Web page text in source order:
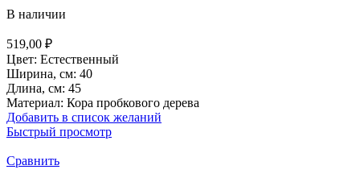
В наличии
519,00 ₽
Цвет: Естественный
Ширина, см: 40
Длина, см: 45
Материал: Кора пробкового дерева
Добавить в список желаний
Быстрый просмотр
Сравнить